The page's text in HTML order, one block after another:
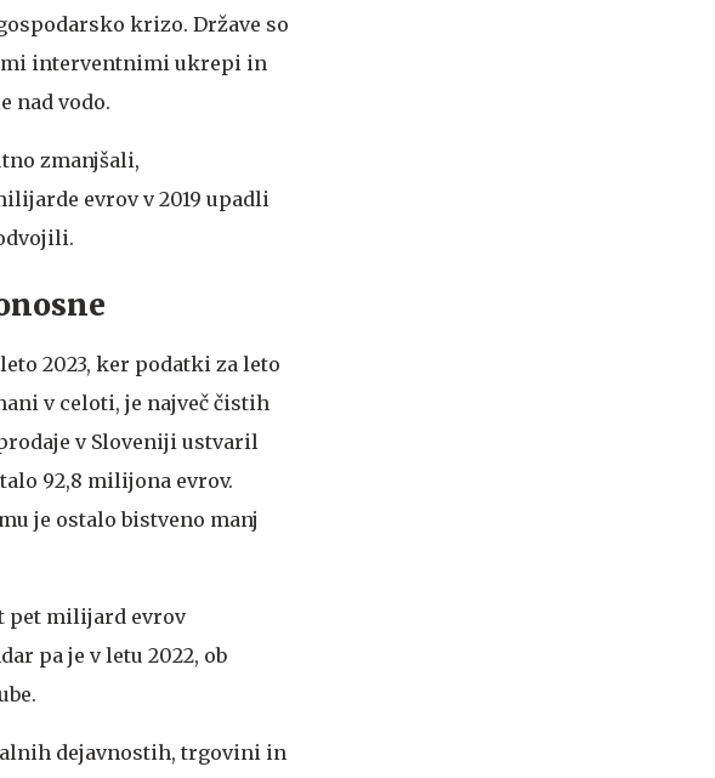
krizo. Države so
interventnimi ukrepi in
nad vodo.
zmanjšali,
evrov v 2019 upadli
2023, ker podatki za leto
v celoti, je največ čistih
v Sloveniji ustvaril
92,8 milijona evrov.
je ostalo bistveno manj
pet milijard evrov
pa je v letu 2022, ob
dejavnostih, trgovini in